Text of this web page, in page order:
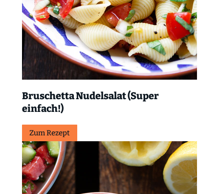
Bruschetta Nudelsalat (Super
einfach!)
Zum Rezept